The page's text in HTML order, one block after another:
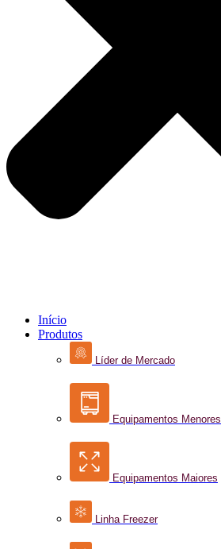
Início
Produtos
Líder de Mercado
Equipamentos Menores
Equipamentos Maiores
Linha Freezer